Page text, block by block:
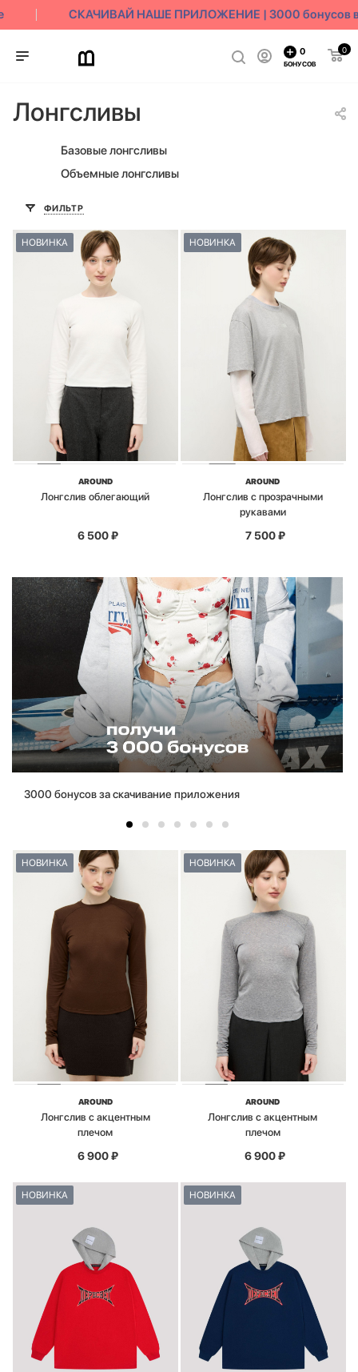
СКАЧИВАЙ НАШЕ ПРИЛОЖЕНИЕ | 3000 бонусов в
0
0
БОНУСОВ
Лонгсливы
Базовые лонгсливы
Объемные лонгсливы
ФИЛЬТР
НОВИНКА
AROUND
Лонгслив облегающий
6 500₽
НОВИНКА
AROUND
Лонгслив с прозрачными
рукавами
7 500₽
3000 бонусов за скачивание приложения
НОВИНКА
AROUND
Лонгслив с акцентным
плечом
6 900₽
НОВИНКА
AROUND
Лонгслив с акцентным
плечом
6 900₽
НОВИНКА НОВИНКА